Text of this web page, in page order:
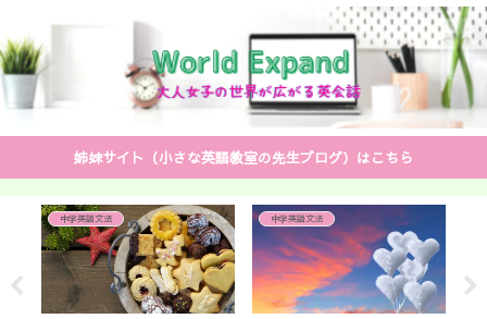
姉妹サイト（小さな英語教室の先生ブログ）はこちら
中学英語文法 中学英語文法